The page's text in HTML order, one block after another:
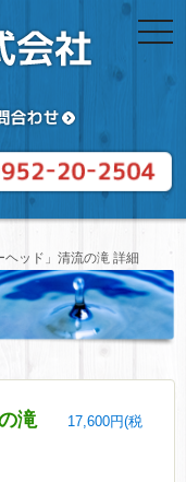
ヘッド」清流の滝 詳細
滝 17,600円(税